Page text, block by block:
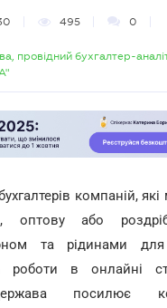
495 0
провідний бухгалтер-
компаній, які
оптову або
та рідинами для
роботи в онлайні
посилює